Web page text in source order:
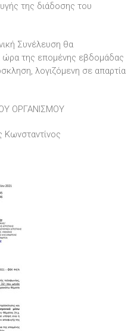
της διάδοσης του
Συνέλευση θα
ώρα της επομένης εβδομάδας
λογιζόμενη σε απαρτία
ΟΡΓΑΝΙΣΜΟΥ